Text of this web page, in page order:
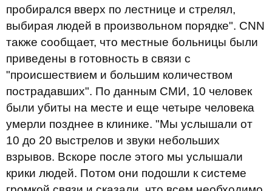
пробирался вверх по лестнице и стрелял,
выбирая людей в произвольном порядке". CNN
также сообщает, что местные больницы были
приведены в готовность в связи с
"происшествием и большим количеством
пострадавших". По данным СМИ, 10 человек
были убиты на месте и еще четыре человека
умерли позднее в клинике. "Мы услышали от
10 до 20 выстрелов и звуки небольших
взрывов. Вскоре после этого мы услышали
крики людей. Потом они подошли к системе